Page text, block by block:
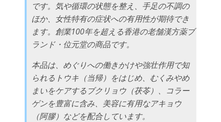
です。気や循環の状態を整え、手足の不調の
ほか、女性特有の症状への有用性が期待でき
ます。創業100年を超える香港の老舗漢方薬ブ
ランド・位元堂の商品です。
本品は、めぐりへの働きかけや強壮作用で知
られるトウキ（当帰）をはじめ、むくみやめ
まいをケアするブクリョウ（茯苓）、コラー
ゲンを豊富に含み、美容に有用なアキョウ
（阿膠）などを配合しています。